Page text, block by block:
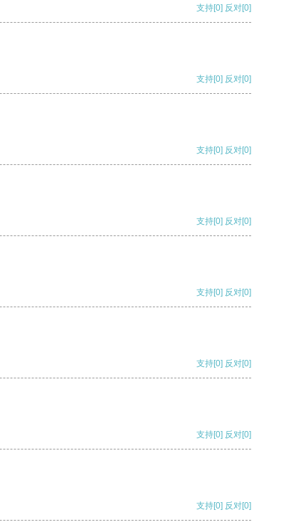
支持[0] 反对[0]
支持[0] 反对[0]
支持[0] 反对[0]
支持[0] 反对[0]
支持[0] 反对[0]
支持[0] 反对[0]
支持[0] 反对[0]
支持[0] 反对[0]